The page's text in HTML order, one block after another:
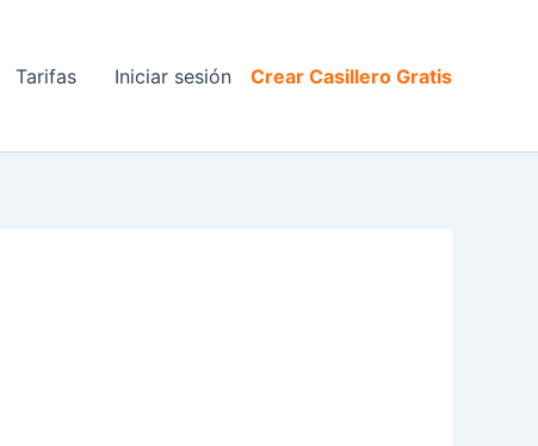
Tarifas Iniciar sesión Crear Casillero Gratis